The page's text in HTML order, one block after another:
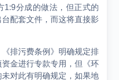
1:9分成的做法，但正式的
配套文件，而这将直接影
排污费条例》明确规定排
金进行专款专用，但《环
对此有明确规定，如果地